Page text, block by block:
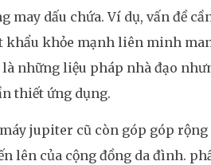
may dấu chứa. Ví dụ, vấn đề
khẩu khỏe mạnh liên minh
những liệu pháp nhà đạo
thiết ứng dụng.
jupiter cũ còn góp góp rộng
lên của cộng đồng da đình.